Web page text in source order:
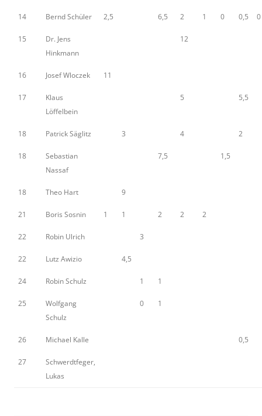
14 Bernd Schüler 2,5 6,5 2 1 0 0,5 0
15
Dr. Jens
Hinkmann
12
16 Josef Wloczek 11
17
Klaus
Löffelbein
5 5,5
18 Patrick Säglitz 3 4 2
18
Sebastian
Nassaf
7,5 1,5
18 Theo Hart 9
21 Boris Sosnin 1 1 2 2 2
22 Robin Ulrich 3
22 Lutz Awizio 4,5
24 Robin Schulz 1 1
25
Wolfgang
Schulz
0 1
26 Michael Kalle 0,5
27
Schwerdtfeger,
Lukas